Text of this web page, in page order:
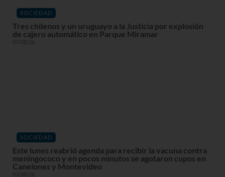
SOCIEDAD
Tres chilenos y un uruguayo a la Justicia por explosión
de cajero automático en Parque Miramar
07/08/26
SOCIEDAD
Este lunes reabrió agenda para recibir la vacuna contra
meningococo y en pocos minutos se agotaron cupos en
Canelones y Montevideo
03/08/26